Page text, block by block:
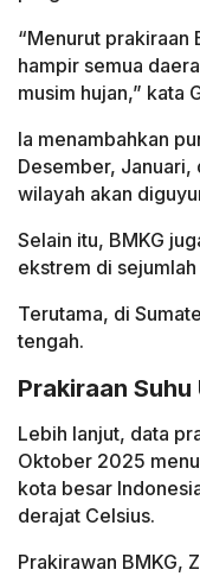
“Menurut prakiraan
hampir semua
musim hujan,” kata
Ia menambahkan
Desember, Januari,
wilayah akan
Selain itu, BMKG
ekstrem di
Terutama, di
tengah.
Prakiraan
Lebih lanjut, data
Oktober 2025
kota besar
derajat Celsius.
Prakirawan BMKG,